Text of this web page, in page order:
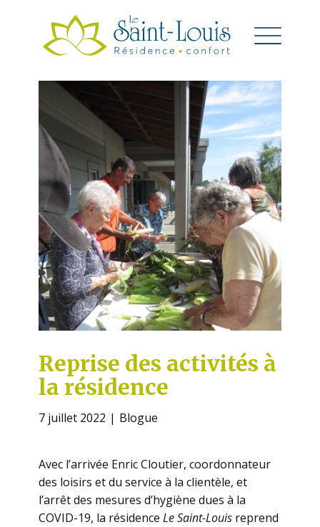
Reprise des activités à
la résidence
7 juillet 2022 Blogue
Avec l’arrivée Enric Cloutier, coordonnateur
des loisirs et du service à la clientèle, et
l’arrêt des mesures d’hygiène dues à la
COVID-19, la résidence Le Saint-Louis reprend